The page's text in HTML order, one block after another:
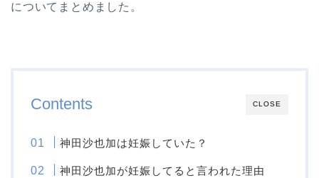
についてまとめました。
CLOSE
Contents
神田沙也加は妊娠していた？
神田沙也加が妊娠してると言われた理由